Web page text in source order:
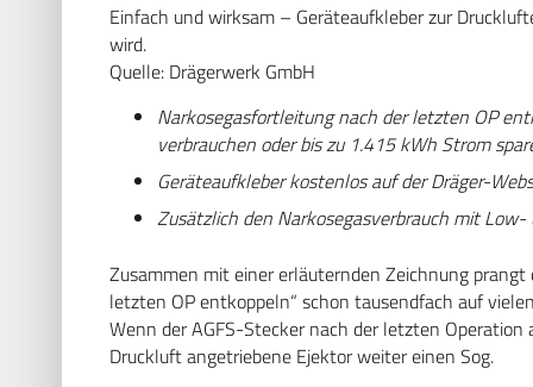
Einfach und wirksam – Geräteaufkleber zur
wird.
Quelle: Drägerwerk GmbH
Narkosegasfortleitung nach der letzten OP
verbrauchen oder bis zu 1.415 kWh Strom
Geräteaufkleber kostenlos auf der Dräger-
Zusätzlich den Narkosegasverbrauch mit
Zusammen mit einer erläuternden Zeichnung
letzten OP entkoppeln“ schon tausendfach auf
Wenn der AGFS-Stecker nach der letzten
Druckluft angetriebene Ejektor weiter einen Sog.